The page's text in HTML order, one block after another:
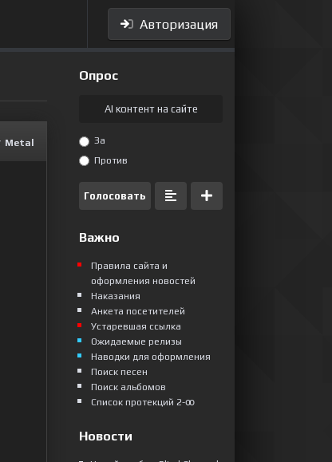
Авторизация
Metal
Опрос
AI контент на сайте
За
Против
Голосовать
Важно
Правила сайта и
оформления новостей
Наказания
Анкета посетителей
Устаревшая ссылка
Ожидаемые релизы
Наводки для оформления
Поиск песен
Поиск альбомов
Список протекций 2-ꝏ
Новости